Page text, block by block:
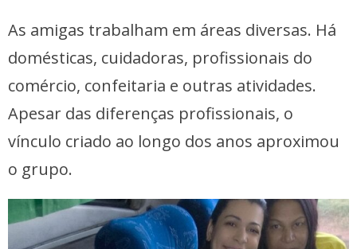
As amigas trabalham em áreas diversas. Há
domésticas, cuidadoras, profissionais do
comércio, confeitaria e outras atividades.
Apesar das diferenças profissionais, o
vínculo criado ao longo dos anos aproximou
o grupo.